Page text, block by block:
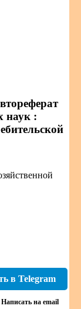
наук :
в Telegram
Написать на email